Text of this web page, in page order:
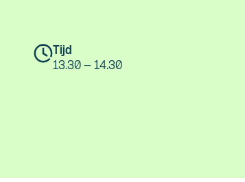
Tijd
13.30 - 14.30